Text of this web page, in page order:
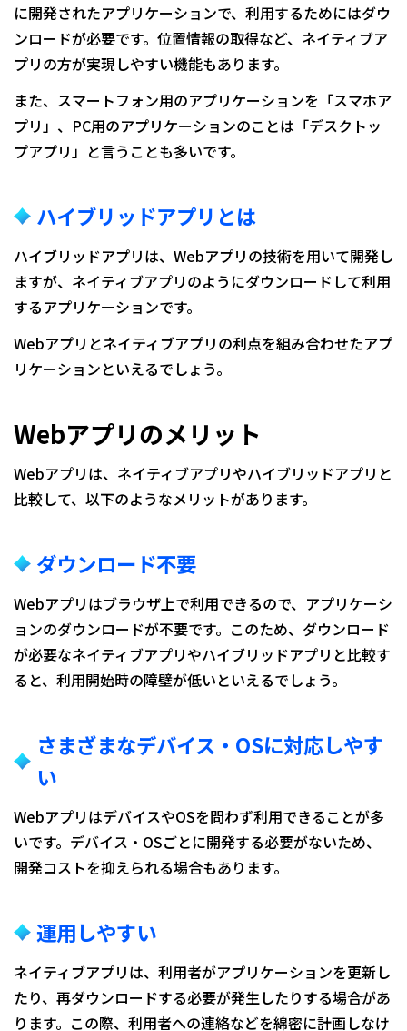
に開発されたアプリケーションで、利用するためにはダウ
ンロードが必要です。位置情報の取得など、ネイティブア
プリの方が実現しやすい機能もあります。
また、スマートフォン用のアプリケーションを「スマホア
プリ」、PC用のアプリケーションのことは「デスクトッ
プアプリ」と言うことも多いです。
ハイブリッドアプリとは
ハイブリッドアプリは、Webアプリの技術を用いて開発し
ますが、ネイティブアプリのようにダウンロードして利用
するアプリケーションです。
Webアプリとネイティブアプリの利点を組み合わせたアプ
リケーションといえるでしょう。
Webアプリのメリット
Webアプリは、ネイティブアプリやハイブリッドアプリと
比較して、以下のようなメリットがあります。
ダウンロード不要
Webアプリはブラウザ上で利用できるので、アプリケーシ
ョンのダウンロードが不要です。このため、ダウンロード
が必要なネイティブアプリやハイブリッドアプリと比較す
ると、利用開始時の障壁が低いといえるでしょう。
さまざまなデバイス・OSに対応しやす
い
WebアプリはデバイスやOSを問わず利用できることが多
いです。デバイス・OSごとに開発する必要がないため、
開発コストを抑えられる場合もあります。
運用しやすい
ネイティブアプリは、利用者がアプリケーションを更新し
たり、再ダウンロードする必要が発生したりする場合があ
ります。この際、利用者への連絡などを綿密に計画しなけ